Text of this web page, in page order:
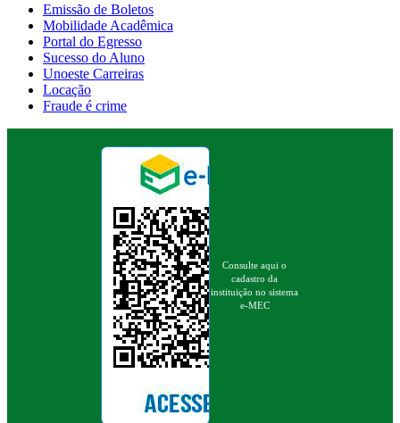
Emissão de Boletos
Mobilidade Acadêmica
Portal do Egresso
Sucesso do Aluno
Unoeste Carreiras
Locação
Fraude é crime
Consulte aqui o
cadastro da
instituição no sistema
e-MEC